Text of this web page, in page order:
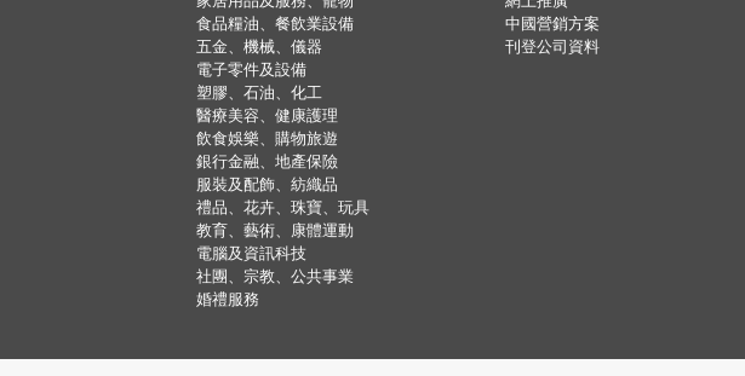
食品糧油、餐飲業設備
五金、機械、儀器
電子零件及設備
塑膠、石油、化工
醫療美容、健康護理
飲食娛樂、購物旅遊
銀行金融、地產保險
服裝及配飾、紡織品
禮品、花卉、珠寶、玩具
教育、藝術、康體運動
電腦及資訊科技
社團、宗教、公共事業
婚禮服務
中國營銷方案
刊登公司資料